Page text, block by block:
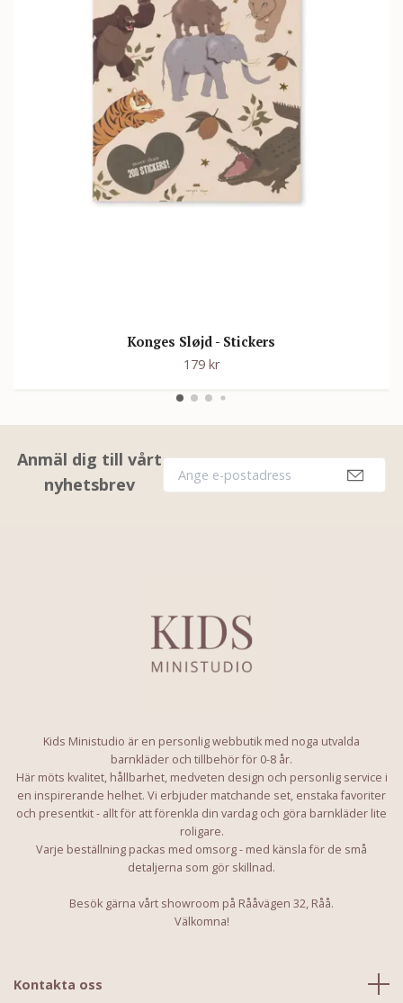
Konges Sløjd - Stickers
179 kr
Anmäl dig till vårt
nyhetsbrev
Kids Ministudio är en personlig webbutik med noga utvalda
barnkläder och tillbehör för 0-8 år.
Här möts kvalitet, hållbarhet, medveten design och personlig service i
en inspirerande helhet. Vi erbjuder matchande set, enstaka favoriter
och presentkit - allt för att förenkla din vardag och göra barnkläder lite
roligare.
Varje beställning packas med omsorg - med känsla för de små
detaljerna som gör skillnad.
Besök gärna vårt showroom på Rååvägen 32, Råå.
Välkomna!
Kontakta oss